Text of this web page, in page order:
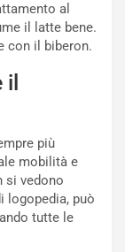
al
il latte bene.
con il biberon.
più
mobilità e
si vedono
logopedia, può
tutte le